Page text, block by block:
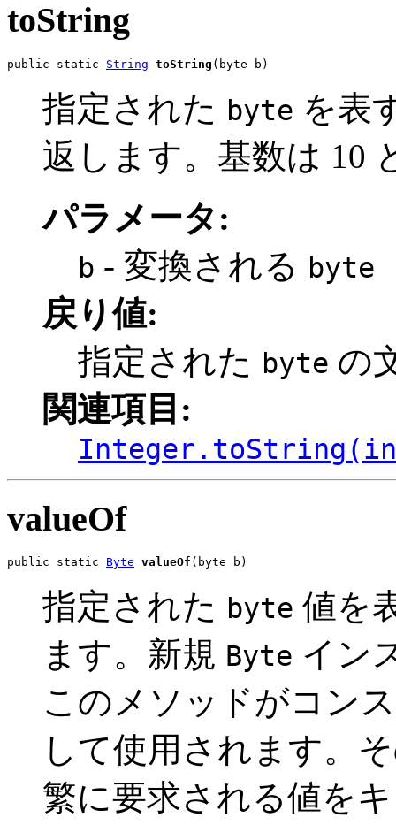
toString
public static String toString (byte b)
指定された byte を表
返します。基数は 10
パラメータ:
b - 変換される byte
戻り値:
指定された byte の
関連項目:
valueOf
public static Byte valueOf (byte b)
指定された byte 値を
ます。新規 Byte イン
このメソッドがコン
して使用されます。
繁に要求される値を